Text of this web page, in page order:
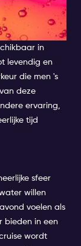
IN
in
levendig en
die men 's
deze
ervaring,
tijd
sfeer
willen
voelen als
bieden in een
wordt